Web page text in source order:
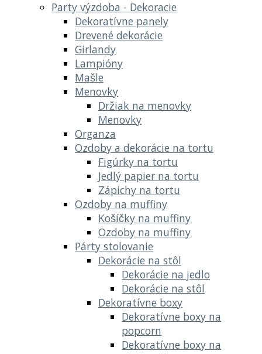
Party výzdoba - Dekoracie
Dekoratívne panely
Drevené dekorácie
Girlandy
Lampióny
Mašle
Menovky
Držiak na menovky
Menovky
Organza
Ozdoby a dekorácie na tortu
Figúrky na tortu
Jedlý papier na tortu
Zápichy na tortu
Ozdoby na muffiny
Košíčky na muffiny
Ozdoby na muffiny
Párty stolovanie
Dekorácie na stôl
Dekorácie na jedlo
Dekorácie na stôl
Dekoratívne boxy
Dekoratívne boxy na
popcorn
Dekoratívne boxy na